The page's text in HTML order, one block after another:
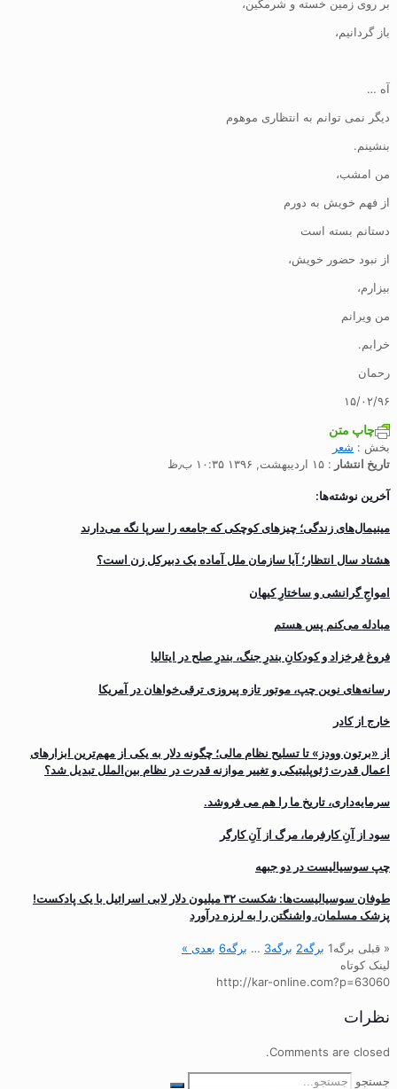
بر روی زمین خسته و شرمگین،
باز گردانیم،
آه …
دیگر نمی توانم به انتظاری موهوم
بنشینم.
من امشب،
از فهم خویش به دورم
دستانم بسته است
از نبود حضور خویش،
بیزارم،
من ویرانم
خرابم.
رحمان
۱۵/۰۲/۹۶
چاپ متن
بخش : شعر
تاریخ انتشار : ۱۵ اردیبهشت, ۱۳۹۶ ۱۰:۳۵ ب٫ظ
آخرین نوشته‌ها:
مینیمال‌های زندگی؛ چیزهای کوچکی که جامعه را سرپا نگه می‌دارند
هشتاد سال انتظار؛ آیا سازمان ملل آماده یک دبیرکل زن است؟
‌امواجِ گرانشی و ساختارِ کیهان
مبادله می‌کنم پس هستم
فروغ فرخزاد و کودکانِ بندرِ جنگ، بندرِ صلح در ایتالیا
رسانه‌های نوین چپ، موتور تازه پیروزی ترقی‌خواهان در آمریکا
خارج از کادر
از «برتون وودز» تا تسلیح نظام مالی؛ چگونه دلار به یکی از مهم‌ترین ابزارهای
اعمال قدرت ژئوپلیتیکی و تغییر موازنه قدرت در نظام بین‌الملل تبدیل شد؟
سرمایه‌داری، تاریخ ما را هم می فروشد.
سود از آنِ کارفرما، مرگ از آنِ کارگر
چپ سوسیالیست در دو جبهه
طوفان سوسیالیست‌ها: شکست ۳۲ میلیون دلار لابی اسرائیل با یک پادکست!
پزشک مسلمان، واشنگتن را به لرزه درآورد
« قبلی برگه1 برگه2 برگه3
… برگه6 بعدی »
لینک کوتاه
http://kar-online.com?p=63060
نظرات
Comments are closed.
جستجو